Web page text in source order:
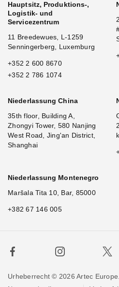
Hauptsitz, Produktions-,
Logistik- und
Servicezentrum
11 Breedewues, L-1259
Senningerberg, Luxemburg
+352 2 600 8670
+352 2 786 1074
Niederlassung China
35th floor, Building A,
Zhongyi Tower, 580 Nanjing
West Road, Jing'an District,
Shanghai
Niederlassung Montenegro
Maršala Tita 10, Bar, 85000
+382 67 146 005
Urheberrecht © 2026 Artec